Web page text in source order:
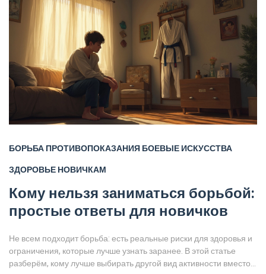
БОРЬБАПРОТИВОПОКАЗАНИЯБОЕВЫЕ ИСКУССТВА
ЗДОРОВЬЕНОВИЧКАМ
Кому нельзя заниматься борьбой:
простые ответы для новичков
Не всем подходит борьба: есть реальные риски для здоровья и
ограничения, которые лучше узнать заранее. В этой статье
разберём, кому лучше выбирать другой вид активности вместо